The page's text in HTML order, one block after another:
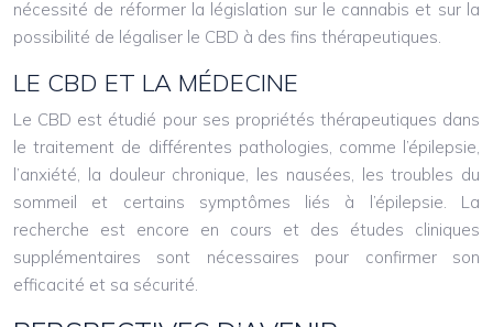
nécessité de réformer la législation sur le cannabis et sur la
possibilité de légaliser le CBD à des fins thérapeutiques.
LE CBD ET LA MÉDECINE
Le CBD est étudié pour ses propriétés thérapeutiques dans
le traitement de différentes pathologies, comme l’épilepsie,
l’anxiété, la douleur chronique, les nausées, les troubles du
sommeil et certains symptômes liés à l’épilepsie. La
recherche est encore en cours et des études cliniques
supplémentaires sont nécessaires pour confirmer son
efficacité et sa sécurité.